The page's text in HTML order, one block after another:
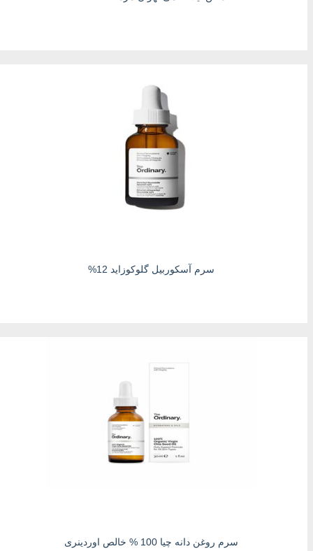
سرم آسکوربیل گلوکوزاید 12%
سرم روغن دانه چیا 100 % خالص اوردینری